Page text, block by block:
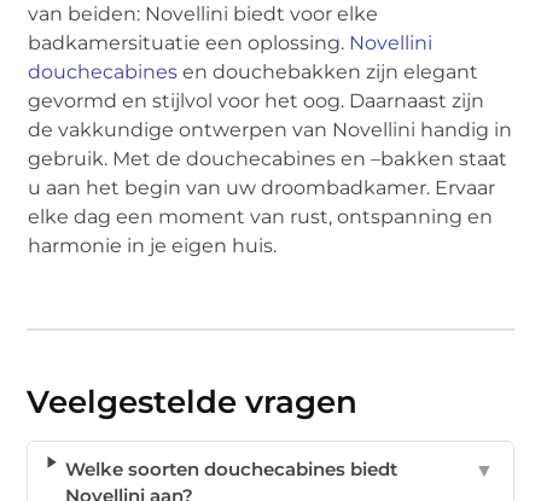
van beiden: Novellini biedt voor elke
badkamersituatie een oplossing. Novellini
douchecabines en douchebakken zijn elegant
gevormd en stijlvol voor het oog. Daarnaast zijn
de vakkundige ontwerpen van Novellini handig in
gebruik. Met de douchecabines en –bakken staat
u aan het begin van uw droombadkamer. Ervaar
elke dag een moment van rust, ontspanning en
harmonie in je eigen huis.
Veelgestelde vragen
Welke soorten douchecabines biedt
Novellini aan?
▼